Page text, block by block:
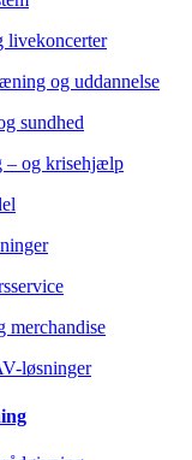
livekoncerter
og uddannelse
sundhed
– og krisehjælp
merchandise
løsninger